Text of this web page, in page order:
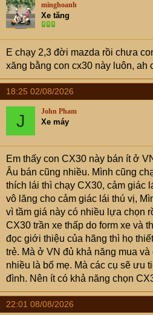
minghoanh
Xe tăng
E chạy 2,3 đời mazda rồi chưa
xăng bằng con cx30 này luôn, ah
18:25 02/08/2026
J John Pham
Xe máy
Em thấy con CX30 này bán ít ở
Âu bán cũng nhiều. Mình cũng
thích lái thì chạy CX30, cảm giác
vô lăng cho cảm giác lái thú vị,
vì tầm giá này có nhiều lựa chọn
CX30 trần xe thấp do form xe và
đọc giới thiệu của hãng thì họ
trẻ. Mà ở VN đủ khả năng mua
nhiều là bố mẹ. Mà các cụ sẽ ưu
đình. Nên ít có khả năng chọn
22:01 08/08/2026